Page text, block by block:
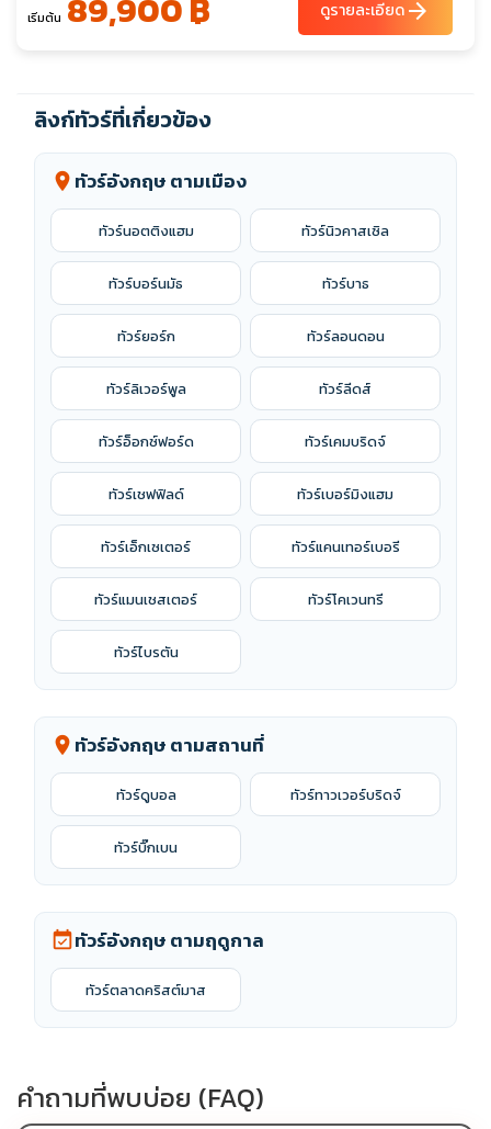
เริ่มต้น 89,900 ฿ ดูรายละเอียดarrow_forward
ลิงก์ทัวร์ที่เกี่ยวข้อง
location_on ทัวร์อังกฤษ ตามเมือง
ทัวร์นอตติงแฮม ทัวร์นิวคาสเซิล
ทัวร์บอร์นมัธ ทัวร์บาธ
ทัวร์ยอร์ก ทัวร์ลอนดอน
ทัวร์ลิเวอร์พูล ทัวร์ลีดส์
ทัวร์อ็อกซ์ฟอร์ด ทัวร์เคมบริดจ์
ทัวร์เชฟฟิลด์ ทัวร์เบอร์มิงแฮม
ทัวร์เอ็กเซเตอร์ ทัวร์แคนเทอร์เบอรี
ทัวร์แมนเชสเตอร์ ทัวร์โคเวนทรี
ทัวร์ไบรตัน
location_on ทัวร์อังกฤษ ตามสถานที่
ทัวร์ดูบอล ทัวร์ทาวเวอร์บริดจ์
ทัวร์บิ๊กเบน
event_availableทัวร์อังกฤษ ตามฤดูกาล
ทัวร์ตลาดคริสต์มาส
คำถามที่พบบ่อย (FAQ)